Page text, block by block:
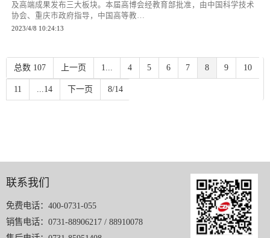
及高端成果发布三大板块。本届高博会经教育部批准，由中国科学技术
协会、重庆市政府指导，中国高等教…
2023/4/8 10:24:13
总数 107 上一页 1... 4 5 6 7 8 9 10
11 ...14 下一页 8/14
联系我们
免费电话：400-0731-055
销售电话：0731-88906217 / 88910078